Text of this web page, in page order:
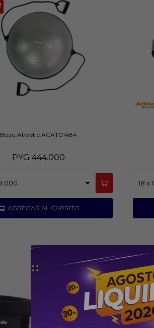
Bozu Athletic ACAT01484
PYG 444.000